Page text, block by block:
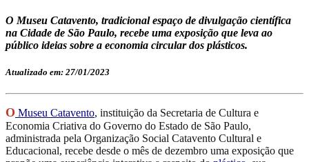
O Museu Catavento, tradicional espaço de divulgação científica
na Cidade de São Paulo, recebe uma exposição que leva ao
público ideias sobre a economia circular dos plásticos.
Atualizado em: 27/01/2023
O Museu Catavento, instituição da Secretaria de Cultura e
Economia Criativa do Governo do Estado de São Paulo,
administrada pela Organização Social Catavento Cultural e
Educacional, recebe desde o mês de dezembro uma exposição que